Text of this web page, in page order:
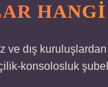
ve dış
konsolosluk